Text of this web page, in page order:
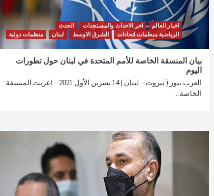
اخبار العالم اخر الاحداث والمستجدات
الحدث
الرياضية منظمات اتحادات
الشرق الاوسط لبنان منظمات دولية
بيان المنسقة الخاصة للأمم المتحدة في لبنان حول تطورات
اليوم
العرب نيوز ( ببروت – لبنان ) 14 تشرين الأول 2021 – اعربت المنسقة
الخاصة…